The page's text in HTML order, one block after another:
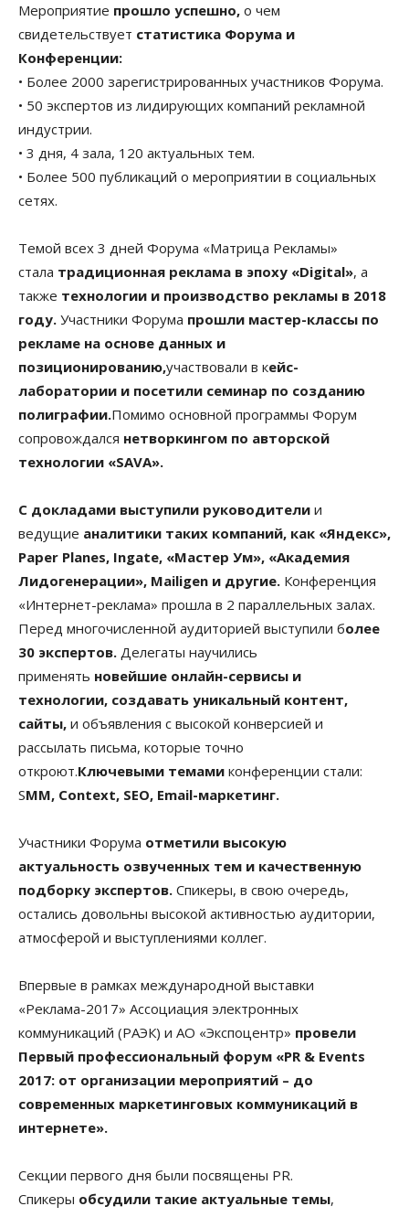
Мероприятие прошло успешно, о чем
свидетельствует статистика Форума и
Конференции:
• Более 2000 зарегистрированных участников Форума.
• 50 экспертов из лидирующих компаний рекламной
индустрии.
• 3 дня, 4 зала, 120 актуальных тем.
• Более 500 публикаций о мероприятии в социальных
сетях.
Темой всех 3 дней Форума «Матрица Рекламы»
стала традиционная реклама в эпоху «Digital», а
также технологии и производство рекламы в 2018
году. Участники Форума прошли мастер-классы по
рекламе на основе данных и
позиционированию,участвовали в кейс-
лаборатории и посетили семинар по созданию
полиграфии.Помимо основной программы Форум
сопровождался нетворкингом по авторской
технологии «SAVA».
С докладами выступили руководители и
ведущие аналитики таких компаний, как «Яндекс»,
Paper Planes, Ingate, «Мастер Ум», «Академия
Лидогенерации», Mailigen и другие. Конференция
«Интернет-реклама» прошла в 2 параллельных залах.
Перед многочисленной аудиторией выступили более
30 экспертов. Делегаты научились
применять новейшие онлайн-сервисы и
технологии, создавать уникальный контент,
сайты, и объявления с высокой конверсией и
рассылать письма, которые точно
откроют.Ключевыми темами конференции стали:
SMM, Context, SEO, Email-маркетинг.
Участники Форума отметили высокую
актуальность озвученных тем и качественную
подборку экспертов. Спикеры, в свою очередь,
остались довольны высокой активностью аудитории,
атмосферой и выступлениями коллег.
Впервые в рамках международной выставки
«Реклама-2017» Ассоциация электронных
коммуникаций (РАЭК) и АО «Экспоцентр» провели
Первый профессиональный форум «PR & Events
2017: от организации мероприятий – до
современных маркетинговых коммуникаций в
интернете».
Секции первого дня были посвящены PR.
Спикеры обсудили такие актуальные темы,